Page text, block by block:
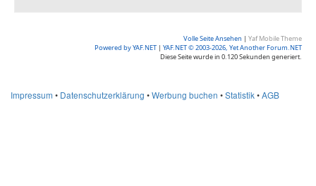
Volle Seite Ansehen | Yaf Mobile Theme
Powered by YAF.NET | YAF.NET © 2003-2026, Yet Another Forum.NET
Diese Seite wurde in 0.120 Sekunden generiert.
Impressum • Datenschutzerklärung •Werbung buchen •Statistik•AGB